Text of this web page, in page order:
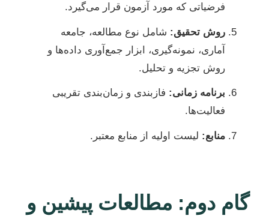
فرضیاتی که مورد آزمون قرار می‌گیرد.
روش تحقیق: شامل نوع مطالعه، جامعه
آماری، نمونه‌گیری، ابزار جمع‌آوری داده‌ها و
روش تجزیه و تحلیل.
برنامه زمانی: فازبندی و زمان‌بندی تقریبی
فعالیت‌ها.
منابع: لیست اولیه از منابع معتبر.
گام دوم: مطالعات پیشین و